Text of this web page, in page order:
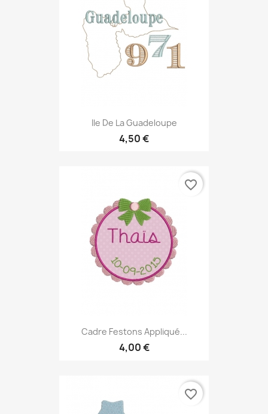
Ile De La Guadeloupe
4,50 €
Cadre Festons Appliqué...
4,00 €
favorite_border
favorite_border